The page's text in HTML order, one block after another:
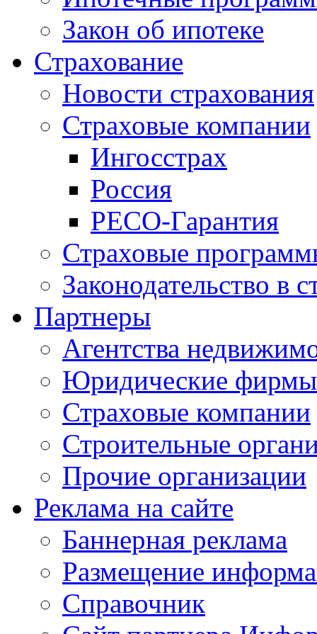
Закон об ипотеке
Страхование
Новости страхования
Страховые компании
Ингосстрах
Россия
РЕСО-Гарантия
Страховые
Законодательство в
Партнеры
Агентства
Юридические фирмы
Страховые компании
Строительные
Прочие организации
Реклама на сайте
Баннерная реклама
Размещение
Справочник